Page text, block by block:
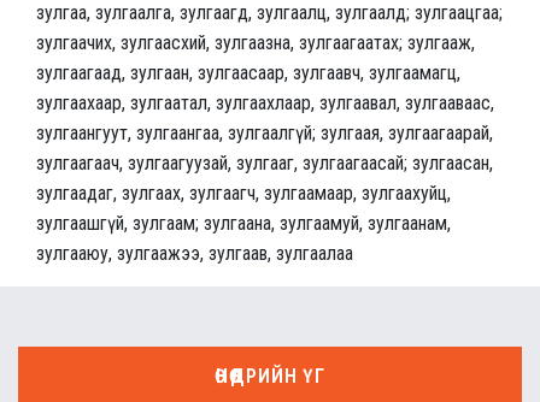
зулгаа, зулгаалга, зулгаагд, зулгаалц, зулгаалд; зулгаацгаа;
зулгаачих, зулгаасхий, зулгаазна, зулгаагаатах; зулгааж,
зулгаагаад, зулгаан, зулгаасаар, зулгаавч, зулгаамагц,
зулгаахаар, зулгаатал, зулгаахлаар, зулгаавал, зулгааваас,
зулгаангуут, зулгаангаа, зулгаалгүй; зулгаая, зулгаагаарай,
зулгаагаач, зулгаагуузай, зулгааг, зулгаагаасай; зулгаасан,
зулгаадаг, зулгаах, зулгаагч, зулгаамаар, зулгаахуйц,
зулгаашгүй, зулгаам; зулгаана, зулгаамуй, зулгаанам,
зулгааюу, зулгаажээ, зулгаав, зулгаалаа
ӨНӨӨДРИЙН ҮГ